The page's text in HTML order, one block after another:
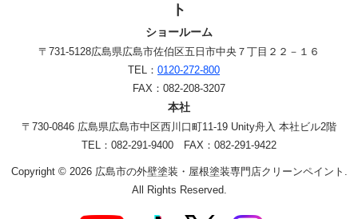
ト
ショールーム
〒731-5128広島県広島市佐伯区五日市中央７丁目２２－１６
TEL： 0120-272-800
FAX：082-208-3207
本社
〒730-0846 広島県広島市中区西川口町11-19 Unity舟入 本社ビル2階
TEL：082-291-9400 FAX：082-291-9422
Copyright © 2026 広島市の外壁塗装・屋根塗装専門店クリーンペイント.
All Rights Reserved.